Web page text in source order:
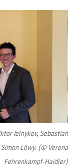
Ielnykov, Sebastian
Löwy. (© Verena
Fehrenkampf-Haidler)